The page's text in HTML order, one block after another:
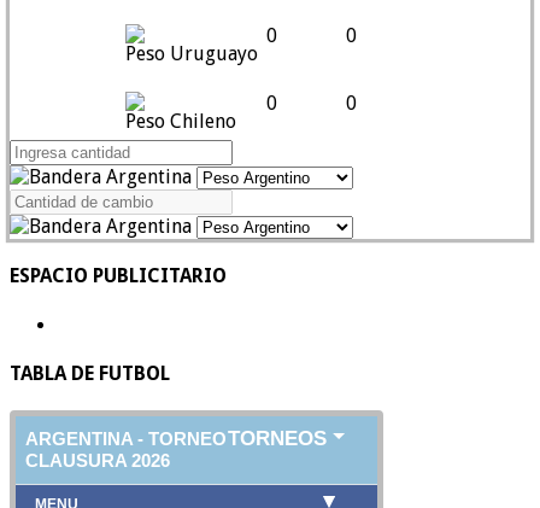
Peso Uruguayo
0 0
Peso Chileno
0 0
ESPACIO PUBLICITARIO
TABLA DE FUTBOL